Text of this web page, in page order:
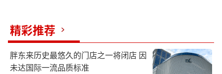
车”，在楼上都能听到轰鸣声。记者在现场看
到，大致200米远的地方就有两三家汽车、摩托
车改装店。“有时候过马路都得看半天，车子
精彩推荐
胖东来历史最悠久的门店之一将闭店 因
未达国际一流品质标准